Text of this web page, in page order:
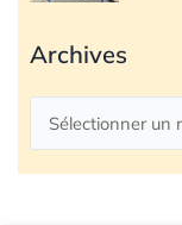
Archives